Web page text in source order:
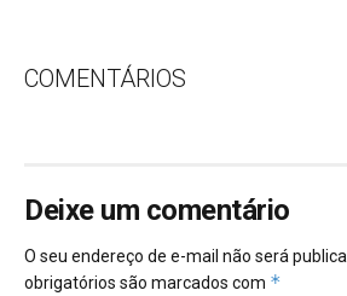
COMENTÁRIOS
Deixe um comentário
O seu endereço de e-mail não será
obrigatórios são marcados com *